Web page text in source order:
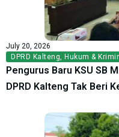
July 20, 2026
DPRD Kalteng, Hukum &
Pengurus Baru KSU SB
DPRD Kalteng Tak Beri